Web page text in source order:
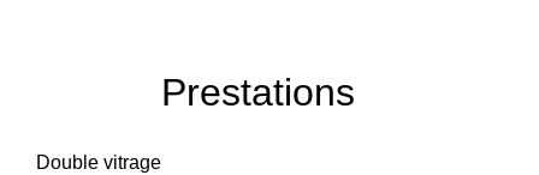
Prestations
Double vitrage